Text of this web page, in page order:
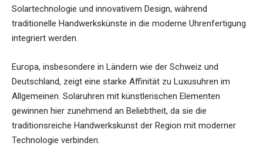
Solartechnologie und innovativem Design, während
traditionelle Handwerkskünste in die moderne Uhrenfertigung
integriert werden.
Europa, insbesondere in Ländern wie der Schweiz und
Deutschland, zeigt eine starke Affinität zu Luxusuhren im
Allgemeinen. Solaruhren mit künstlerischen Elementen
gewinnen hier zunehmend an Beliebtheit, da sie die
traditionsreiche Handwerkskunst der Region mit moderner
Technologie verbinden.